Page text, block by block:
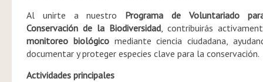
Al unirte a nuestro Programa de Voluntariado
Conservación de la Biodiversidad , contribuirás
monitoreo biológicomediante ciencia ciudadana,
documentar y proteger especies clave para la conservación.
Actividades principales